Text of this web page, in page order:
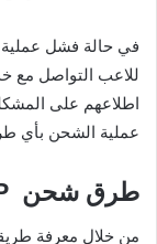
في حالة فشل
للاعب التواصل مع
اطلاعهم على
عملية الشحن بأي
طرق شحن CP بلعبة كول أوف ديوتي مجانًا